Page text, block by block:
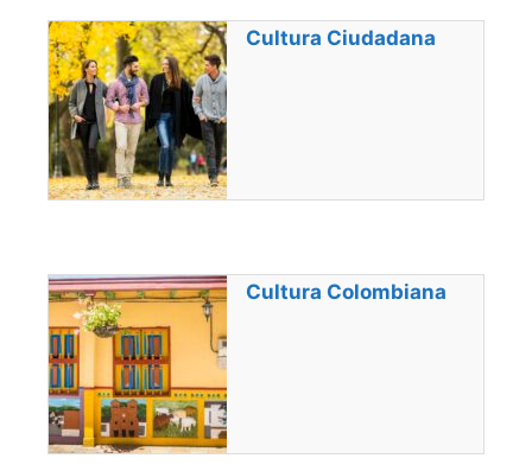
Cultura Ciudadana
Cultura Colombiana